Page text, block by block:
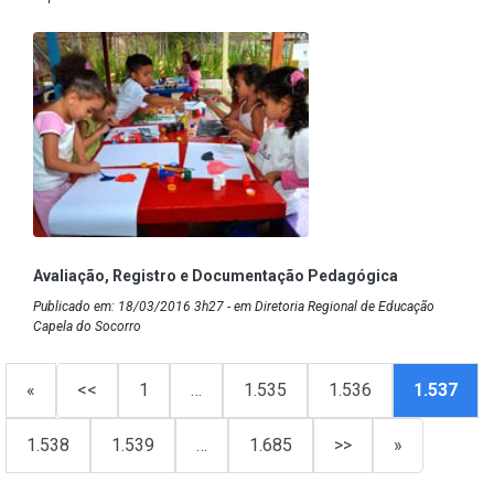
Avaliação, Registro e Documentação Pedagógica
Publicado em: 18/03/2016 3h27 - em Diretoria Regional de Educação
Capela do Socorro
« << 1 … 1.535 1.536 1.537
1.538 1.539 … 1.685 >> »